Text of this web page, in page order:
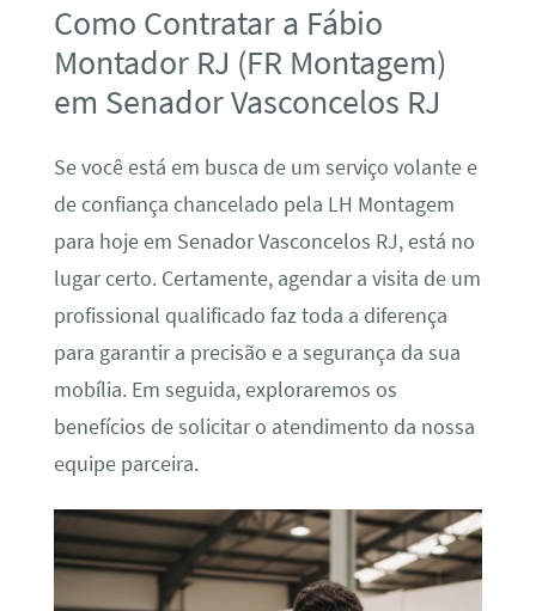
Como Contratar a Fábio
Montador RJ (FR Montagem)
em Senador Vasconcelos RJ
Se você está em busca de um serviço volante e
de confiança chancelado pela LH Montagem
para hoje em Senador Vasconcelos RJ, está no
lugar certo. Certamente, agendar a visita de um
profissional qualificado faz toda a diferença
para garantir a precisão e a segurança da sua
mobília. Em seguida, exploraremos os
benefícios de solicitar o atendimento da nossa
equipe parceira.